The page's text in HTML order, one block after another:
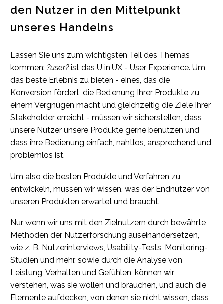
den Nutzer in den Mittelpunkt
unseres Handelns
Lassen Sie uns zum wichtigsten Teil des Themas
kommen: ?user?ist das U in UX - User Experience. Um
das beste Erlebnis zu bieten - eines, das die
Konversion fördert, die Bedienung Ihrer Produkte zu
einem Vergnügen macht und gleichzeitig die Ziele Ihrer
Stakeholder erreicht - müssen wir sicherstellen, dass
unsere Nutzer unsere Produkte gerne benutzen und
dass ihre Bedienung einfach, nahtlos, ansprechend und
problemlos ist.
Um also die besten Produkte und Verfahren zu
entwickeln, müssen wir wissen, was der Endnutzer von
unseren Produkten erwartet und braucht.
Nur wenn wir uns mit den Zielnutzern durch bewährte
Methoden der Nutzerforschung auseinandersetzen,
wie z. B. Nutzerinterviews, Usability-Tests, Monitoring-
Studien und mehr, sowie durch die Analyse von
Leistung, Verhalten und Gefühlen, können wir
verstehen, was sie wollen und brauchen, und auch die
Elemente aufdecken, von denen sie nicht wissen, dass